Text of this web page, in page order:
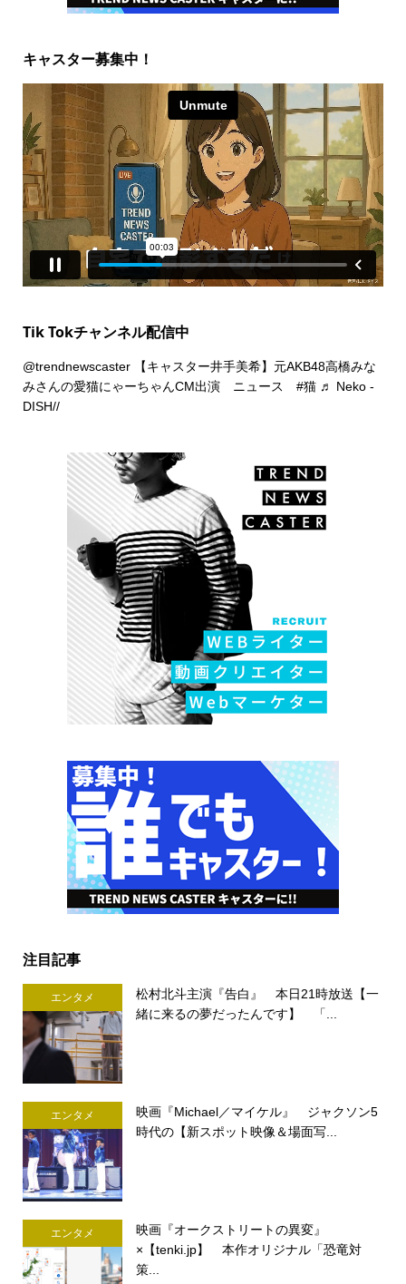
キャスター募集中！
Tik Tokチャンネル配信中
@trendnewscaster【キャスター井手美希】元AKB48高橋みな
みさんの愛猫にゃーちゃんCM出演 ニュース #猫 ♬ Neko -
DISH//
注目記事
エンタメ
松村北斗主演『告白』 本日21時放送【一
緒に来るの夢だったんです】 「...
エンタメ
映画『Michael／マイケル』 ジャクソン5
時代の【新スポット映像＆場面写...
エンタメ
映画『オークストリートの異変』
×【tenki.jp】 本作オリジナル「恐竜対
策...